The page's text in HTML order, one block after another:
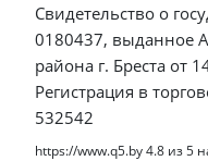
Свидетельство о
0180437, выданное
района г. Бреста от
Регистрация в
532542
https://www.q5.by4.8 из5